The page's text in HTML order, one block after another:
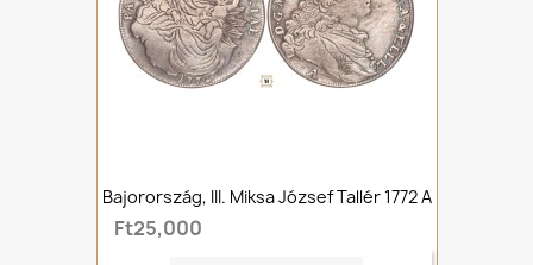
Bajorország, III. Miksa József Tallér 1772 A
Ft25,000